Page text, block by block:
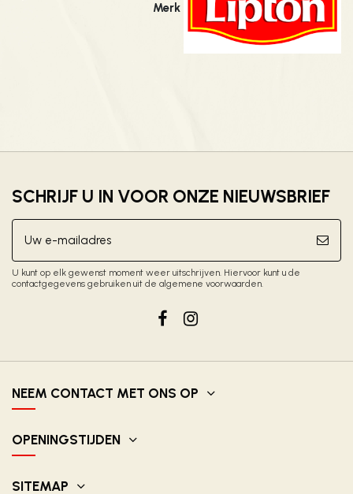
Merk
SCHRIJF U IN VOOR ONZE NIEUWSBRIEF
U kunt op elk gewenst moment weer uitschrijven. Hiervoor kunt u de
contactgegevens gebruiken uit de algemene voorwaarden.
NEEM CONTACT MET ONS OP
OPENINGSTIJDEN
SITEMAP